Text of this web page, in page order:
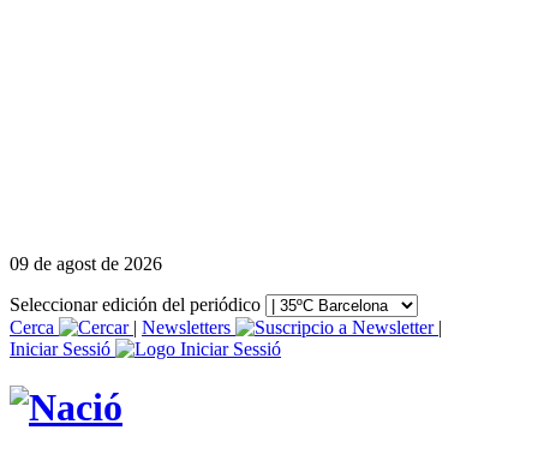
09 de agost de 2026
Seleccionar edición del periódico
Cerca
| Newsletters
|
Iniciar Sessió